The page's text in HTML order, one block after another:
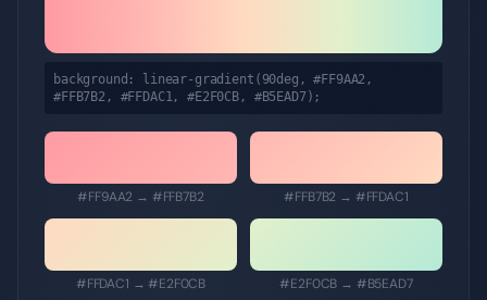
background: linear-gradient(90deg,#FF9AA2,
#FFB7B2, #FFDAC1, #E2F0CB, #B5EAD7);
#FF9AA2 → #FFB7B2 #FFB7B2 → #FFDAC1
#FFDAC1 → #E2F0CB #E2F0CB → #B5EAD7